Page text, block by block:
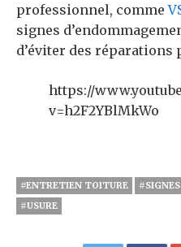
professionnel, comme
signes
d’éviter des réparations
https://
v=h2F2YBlMkWo
#ENTRETIEN TOITURE
#USURE